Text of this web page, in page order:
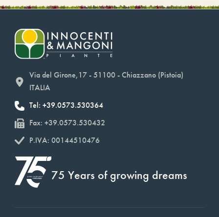
Via del Girone,17 - 51100 - Chiazzano (Pistoia)
ITALIA
Tel: +39.0573.530364
Fax: +39.0573.530432
P.IVA: 00144510476
75 Years of growing dreams